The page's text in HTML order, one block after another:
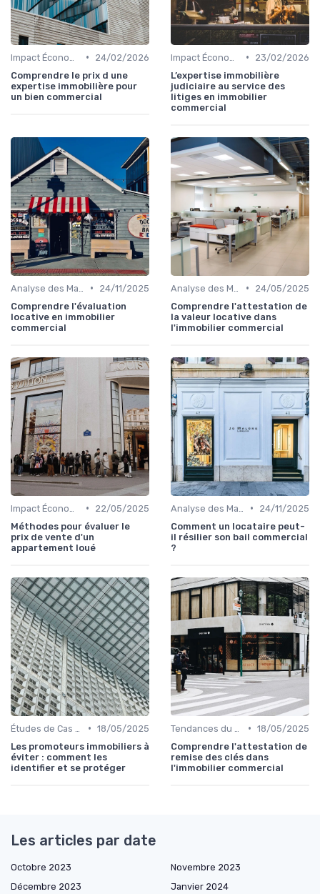
•
24/02/2026
Comprendre le prix d une
expertise immobilière pour
un bien commercial
•
23/02/2026
L’expertise immobilière
judiciaire au service des
litiges en immobilier
commercial
•
24/11/2025
Comprendre l'évaluation
locative en immobilier
commercial
•
24/05/2025
Comprendre l'attestation de
la valeur locative dans
l'immobilier commercial
•
22/05/2025
Méthodes pour évaluer le
prix de vente d'un
appartement loué
•
24/11/2025
Comment un locataire peut-
il résilier son bail commercial
?
• 18/05/2025
Les promoteurs immobiliers à
éviter : comment les
identifier et se protéger
• 18/05/2025
Comprendre l'attestation de
remise des clés dans
l'immobilier commercial
Les articles par date
Octobre 2023
Novembre 2023
Décembre 2023
Janvier 2024